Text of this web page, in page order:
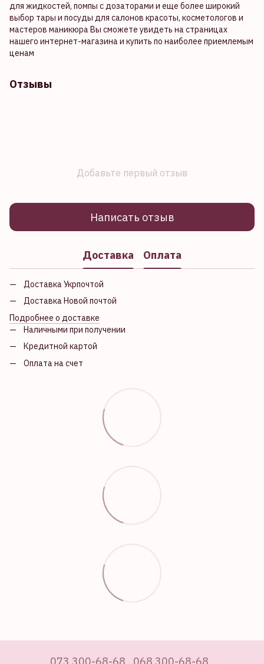
для жидкостей, помпы с дозаторами и еще более широкий
выбор тары и посуды для салонов красоты, косметологов и
мастеров маникюра Вы сможете увидеть на страницах
нашего интернет-магазина и купить по наиболее приемлемым
ценам
Отзывы
Добавьте первый отзыв
Написать отзыв
Доставка Оплата
Доставка Укрпочтой
Доставка Новой почтой
Подробнее о доставке
Наличными при получении
Кредитной картой
Оплата на счет